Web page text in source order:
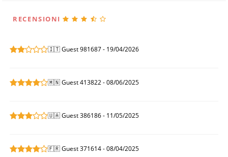
RECENSIONI
🇮🇹 Guest 981687 - 19/04/2026
🇲🇳 Guest 413822 - 08/06/2025
🇺🇦 Guest 386186 - 11/05/2025
🇫🇷 Guest 371614 - 08/04/2025